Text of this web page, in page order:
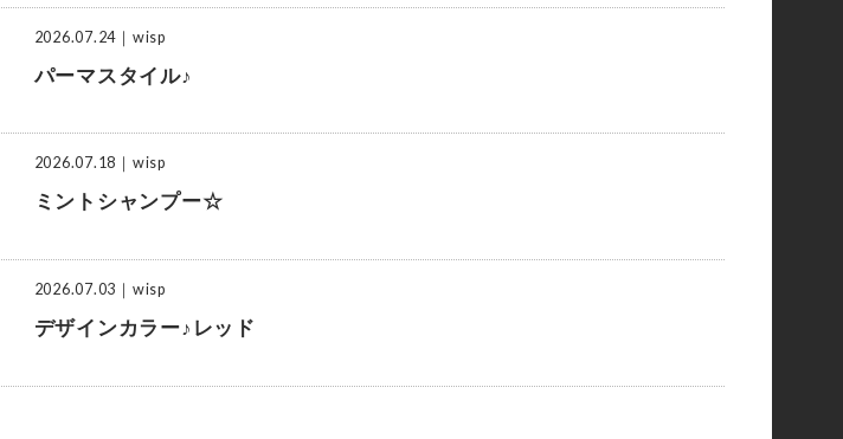
2026.07.24 ｜wisp
パーマスタイル♪
2026.07.18 ｜wisp
ミントシャンプー☆
2026.07.03 ｜wisp
デザインカラー♪レッド